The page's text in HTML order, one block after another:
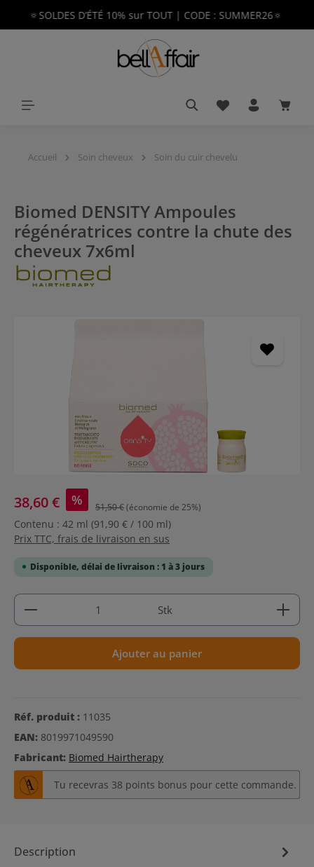
principal
🔅SOLDES D’ÉTÉ 10% sur TOUT | CODE : SUMMER26🔅
Vous avez 0 Le
Accueil Soin cheveux Soin du cuir chevelu
Biomed DENSITY Ampoules
régénératrices contre la chute des
cheveux 7x6ml
38,60 € % 51,50 €(économie de 25%)
Contenu : 42 ml (91,90 € / 100 ml)
Prix TTC, frais de livraison en sus
Disponible, délai de livraison : 1 à 3 jours
Quantité de produit : Entrez la quantité
Stk
Ajouter au panier
Réf. produit : 11035
EAN: 8019971049590
Fabricant: Biomed Hairtherapy
Tu recevras 38 points bonus pour cette commande.
Description